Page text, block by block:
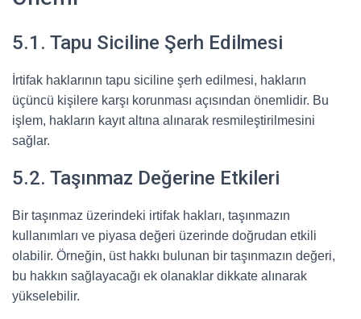
5.1. Tapu Siciline Şerh Edilmesi
İrtifak haklarının tapu siciline şerh edilmesi, hakların
üçüncü kişilere karşı korunması açısından önemlidir. Bu
işlem, hakların kayıt altına alınarak resmileştirilmesini
sağlar.
5.2. Taşınmaz Değerine Etkileri
Bir taşınmaz üzerindeki irtifak hakları, taşınmazın
kullanımları ve piyasa değeri üzerinde doğrudan etkili
olabilir. Örneğin, üst hakkı bulunan bir taşınmazın değeri,
bu hakkın sağlayacağı ek olanaklar dikkate alınarak
yükselebilir.